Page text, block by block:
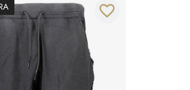
favorite_border